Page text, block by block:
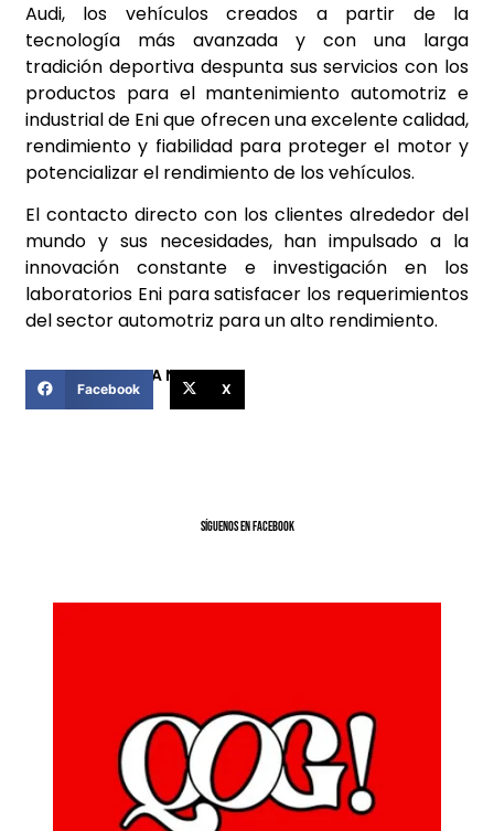
Audi, los vehículos creados a partir de la
tecnología más avanzada y con una larga
tradición deportiva despunta sus servicios con los
productos para el mantenimiento automotriz e
industrial de Eni que ofrecen una excelente calidad,
rendimiento y fiabilidad para proteger el motor y
potencializar el rendimiento de los vehículos.
El contacto directo con los clientes alrededor del
mundo y sus necesidades, han impulsado a la
innovación constante e investigación en los
laboratorios Eni para satisfacer los requerimientos
del sector automotriz para un alto rendimiento.
COMPARTIR ESTA NOTICIA
Facebook X
SíGUENOS EN FACEBOOK